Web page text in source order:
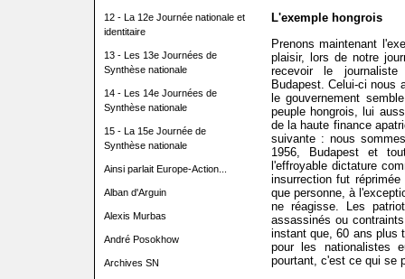
12 - La 12e Journée nationale et
identitaire
13 - Les 13e Journées de
Synthèse nationale
14 - Les 14e Journées de
Synthèse nationale
15 - La 15e Journée de
Synthèse nationale
Ainsi parlait Europe-Action...
Alban d'Arguin
Alexis Murbas
André Posokhow
Archives SN
L'exemple hongrois
Prenons maintenant
plaisir, lors de notre
recevoir le
Budapest. Celui-ci nous
le gouvernement
peuple hongrois, lui
de la haute finance
suivante : nous
1956, Budapest et
l'effroyable dictature
insurrection fut
que personne, à
ne réagisse. Les
assassinés ou
instant que, 60 ans plus
pour les nationalistes
pourtant, c'est ce qui se